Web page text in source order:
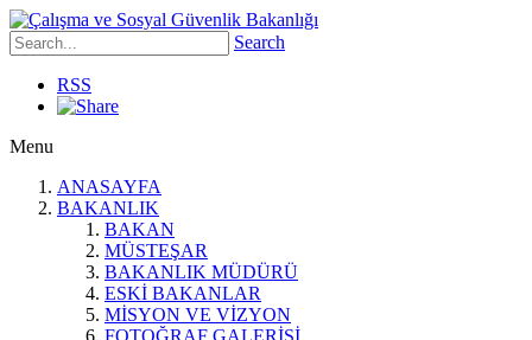
Search
RSS
Menu
ANASAYFA
BAKANLIK
BAKAN
MÜSTEŞAR
BAKANLIK MÜDÜRÜ
ESKİ BAKANLAR
MİSYON VE VİZYON
FOTOĞRAF GALERİSİ